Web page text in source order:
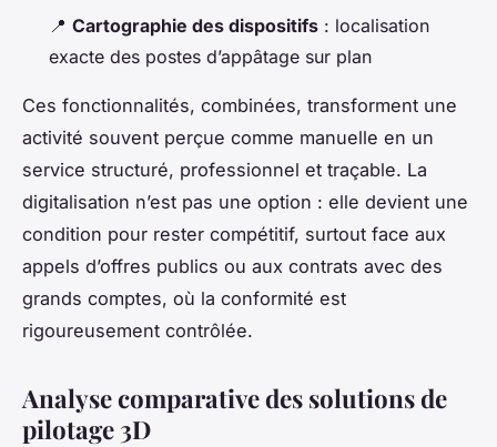
📍 Cartographie des dispositifs : localisation
exacte des postes d’appâtage sur plan
Ces fonctionnalités, combinées, transforment une
activité souvent perçue comme manuelle en un
service structuré, professionnel et traçable. La
digitalisation n’est pas une option : elle devient une
condition pour rester compétitif, surtout face aux
appels d’offres publics ou aux contrats avec des
grands comptes, où la conformité est
rigoureusement contrôlée.
Analyse comparative des solutions de
pilotage 3D